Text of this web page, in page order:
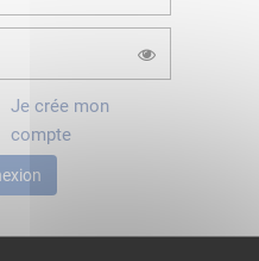
Je crée mon
compte